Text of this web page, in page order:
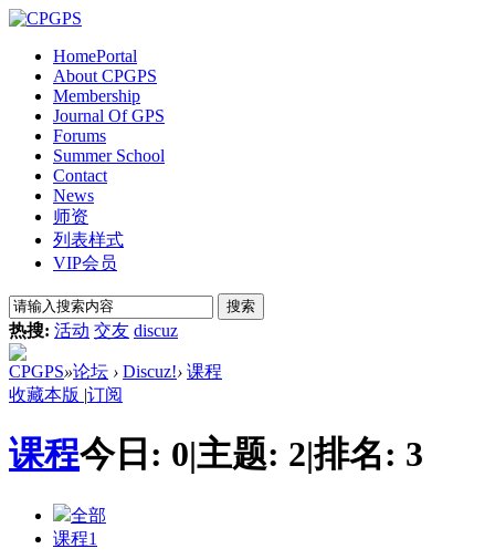
HomePortal
About CPGPS
Membership
Journal Of GPS
Forums
Summer School
Contact
News
师资
列表样式
VIP会员
搜索
热搜: 活动 交友 discuz
CPGPS»论坛 › Discuz!› 课程
收藏本版 |订阅
课程今日: 0|主题: 2|排名: 3
全部
课程1